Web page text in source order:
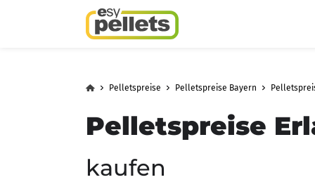
Pelletspreise Pelletspreise Bayern
Pelletspreise
kaufen